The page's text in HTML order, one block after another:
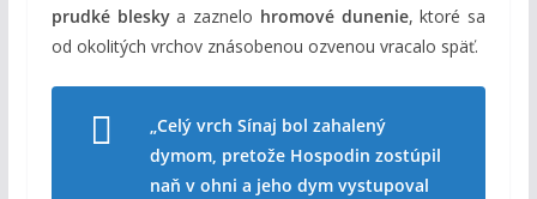
prudké bleskya zaznelo hromové dunenie, ktoré sa
od okolitých vrchov znásobenou ozvenou vracalo späť.
„Celý vrch Sínaj bol zahalený
dymom, pretože Hospodin zostúpil
naň v ohni a jeho dym vystupoval